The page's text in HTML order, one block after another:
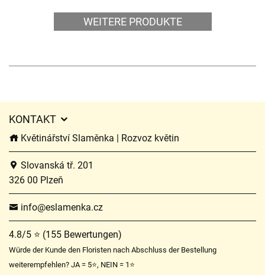
WEITERE PRODUKTE
KONTAKT
Květinářství Slaměnka | Rozvoz květin
Slovanská tř. 201
326 00 Plzeň
info@eslamenka.cz
4.8/5 ⭐ (155 Bewertungen)
Würde der Kunde den Floristen nach Abschluss der Bestellung
weiterempfehlen? JA = 5⭐, NEIN = 1⭐